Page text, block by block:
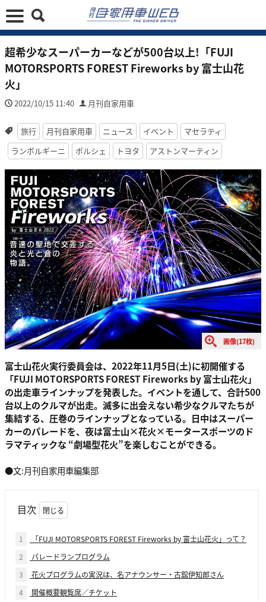
超希少なスーパーカーなどが500台以上!「FUJI
MOTORSPORTS FOREST Fireworks by 富士山花
火」
2022/10/15 11:40 月刊自家用車
旅行 月刊自家用車 ニュース イベント
マセラティ
ランボルギーニ
ポルシェ トヨタ アストンマーティン
画像(17枚)
富士山花火実行委員会は、2022年11月5日(土)に初開催する
「FUJI MOTORSPORTS FOREST Fireworks by 富士山花火」
の出走車ラインナップを発表した。イベントを通して、合計500
台以上のクルマが出走。滅多に出会えない希少なクルマたちが
集結する、圧巻のラインナップとなっている。日中はスーパー
カーのパレードを、夜は富士山×花火×モータースポーツのド
ラマティックな “劇場型花火”を楽しむことができる。
●文:月刊自家用車編集部
目次
1
「FUJI MOTORSPORTS FOREST Fireworks by 富士山花火」って？
2
パレードランプログラム
3
花火プログラムの実況は、名アナウンサー・古舘伊知郎さん
4
開催概要観覧席／チケット